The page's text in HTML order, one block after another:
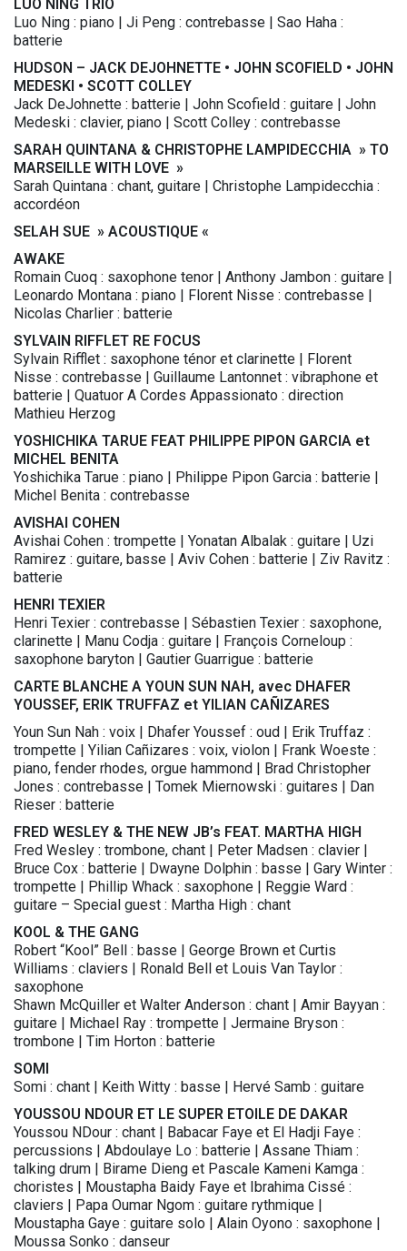
LUO NING TRIO
Luo Ning : piano | Ji Peng : contrebasse | Sao Haha :
batterie
HUDSON – JACK DEJOHNETTE • JOHN SCOFIELD • JOHN
MEDESKI • SCOTT COLLEY
Jack DeJohnette : batterie | John Scofield : guitare | John
Medeski : clavier, piano | Scott Colley : contrebasse
SARAH QUINTANA & CHRISTOPHE LAMPIDECCHIA » TO
MARSEILLE WITH LOVE »
Sarah Quintana : chant, guitare | Christophe Lampidecchia :
accordéon
SELAH SUE » ACOUSTIQUE «
AWAKE
Romain Cuoq : saxophone tenor | Anthony Jambon : guitare |
Leonardo Montana : piano | Florent Nisse : contrebasse |
Nicolas Charlier : batterie
SYLVAIN RIFFLET RE FOCUS
Sylvain Rifflet : saxophone ténor et clarinette | Florent
Nisse : contrebasse | Guillaume Lantonnet : vibraphone et
batterie | Quatuor A Cordes Appassionato : direction
Mathieu Herzog
YOSHICHIKA TARUE FEAT PHILIPPE PIPON GARCIA et
MICHEL BENITA
Yoshichika Tarue : piano | Philippe Pipon Garcia : batterie |
Michel Benita : contrebasse
AVISHAI COHEN
Avishai Cohen : trompette | Yonatan Albalak : guitare | Uzi
Ramirez : guitare, basse | Aviv Cohen : batterie | Ziv Ravitz :
batterie
HENRI TEXIER
Henri Texier : contrebasse | Sébastien Texier : saxophone,
clarinette | Manu Codja : guitare | François Corneloup :
saxophone baryton | Gautier Guarrigue : batterie
CARTE BLANCHE A YOUN SUN NAH, avec DHAFER
YOUSSEF, ERIK TRUFFAZ et YILIAN CAÑIZARES
Youn Sun Nah : voix | Dhafer Youssef : oud | Erik Truffaz :
trompette | Yilian Cañizares : voix, violon | Frank Woeste :
piano, fender rhodes, orgue hammond | Brad Christopher
Jones : contrebasse | Tomek Miernowski : guitares | Dan
Rieser : batterie
FRED WESLEY & THE NEW JB’s FEAT. MARTHA HIGH
Fred Wesley : trombone, chant | Peter Madsen : clavier |
Bruce Cox : batterie | Dwayne Dolphin : basse | Gary Winter :
trompette | Phillip Whack : saxophone | Reggie Ward :
guitare – Special guest : Martha High : chant
KOOL & THE GANG
Robert “Kool” Bell : basse | George Brown et Curtis
Williams : claviers | Ronald Bell et Louis Van Taylor :
saxophone
Shawn McQuiller et Walter Anderson : chant | Amir Bayyan :
guitare | Michael Ray : trompette | Jermaine Bryson :
trombone | Tim Horton : batterie
SOMI
Somi : chant | Keith Witty : basse | Hervé Samb : guitare
YOUSSOU NDOUR ET LE SUPER ETOILE DE DAKAR
Youssou NDour : chant | Babacar Faye et El Hadji Faye :
percussions | Abdoulaye Lo : batterie | Assane Thiam :
talking drum | Birame Dieng et Pascale Kameni Kamga :
choristes | Moustapha Baidy Faye et Ibrahima Cissé :
claviers | Papa Oumar Ngom : guitare rythmique |
Moustapha Gaye : guitare solo | Alain Oyono : saxophone |
Moussa Sonko : danseur